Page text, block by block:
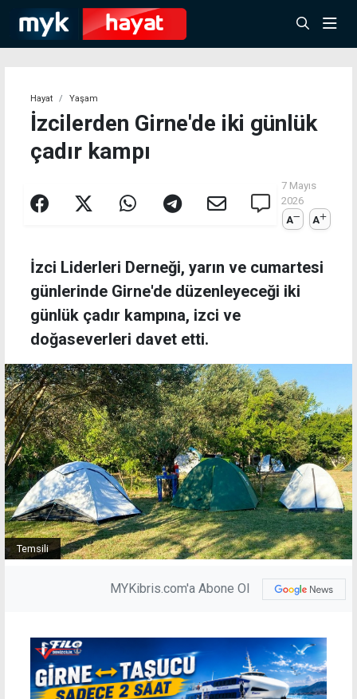
Hayat Yaşam
İzcilerden Girne'de iki günlük
çadır kampı
7 Mayıs
2026
A
A
İzci Liderleri Derneği, yarın ve cumartesi
günlerinde Girne'de düzenleyeceği iki
günlük çadır kampına, izci ve
doğaseverleri davet etti.
Temsili
MYKibris.com'a Abone Ol